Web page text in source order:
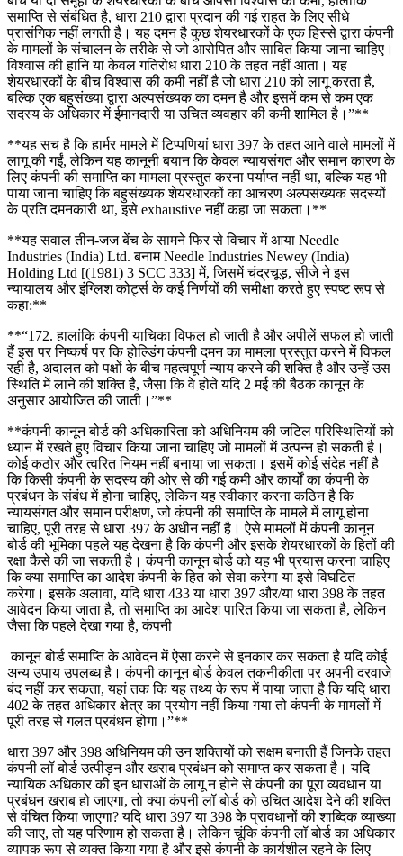
समाप्ति से संबंधित है, धारा 210 द्वारा प्रदान की गई राहत के लिए सीधे
प्रासंगिक नहीं लगती है। यह दमन है कुछ शेयरधारकों के एक हिस्से द्वारा कंपनी
के मामलों के संचालन के तरीके से जो आरोपित और साबित किया जाना चाहिए।
विश्वास की हानि या केवल गतिरोध धारा 210 के तहत नहीं आता। यह
शेयरधारकों के बीच विश्वास की कमी नहीं है जो धारा 210 को लागू करता है,
बल्कि एक बहुसंख्या द्वारा अल्पसंख्यक का दमन है और इसमें कम से कम एक
सदस्य के अधिकार में ईमानदारी या उचित व्यवहार की कमी शामिल है।”**
**यह सच है कि हार्मर मामले में टिप्पणियां धारा 397 के तहत आने वाले मामलों में
लागू की गईं, लेकिन यह कानूनी बयान कि केवल न्यायसंगत और समान कारण के
लिए कंपनी की समाप्ति का मामला प्रस्तुत करना पर्याप्त नहीं था, बल्कि यह भी
पाया जाना चाहिए कि बहुसंख्यक शेयरधारकों का आचरण अल्पसंख्यक सदस्यों
के प्रति दमनकारी था, इसे exhaustive नहीं कहा जा सकता।**
**यह सवाल तीन-जज बेंच के सामने फिर से विचार में आया Needle
Industries (India) Ltd. बनाम Needle Industries Newey (India)
Holding Ltd [(1981) 3 SCC 333] में, जिसमें चंद्रचूड़, सीजे ने इस
न्यायालय और इंग्लिश कोर्ट्स के कई निर्णयों की समीक्षा करते हुए स्पष्ट रूप से
कहा:**
**“172. हालांकि कंपनी याचिका विफल हो जाती है और अपीलें सफल हो जाती
हैं इस पर निष्कर्ष पर कि होल्डिंग कंपनी दमन का मामला प्रस्तुत करने में विफल
रही है, अदालत को पक्षों के बीच महत्वपूर्ण न्याय करने की शक्ति है और उन्हें उस
स्थिति में लाने की शक्ति है, जैसा कि वे होते यदि 2 मई की बैठक कानून के
अनुसार आयोजित की जाती।”**
**कंपनी कानून बोर्ड की अधिकारिता को अधिनियम की जटिल परिस्थितियों को
ध्यान में रखते हुए विचार किया जाना चाहिए जो मामलों में उत्पन्न हो सकती है।
कोई कठोर और त्वरित नियम नहीं बनाया जा सकता। इसमें कोई संदेह नहीं है
कि किसी कंपनी के सदस्य की ओर से की गई कमी और कार्यों का कंपनी के
प्रबंधन के संबंध में होना चाहिए, लेकिन यह स्वीकार करना कठिन है कि
न्यायसंगत और समान परीक्षण, जो कंपनी की समाप्ति के मामले में लागू होना
चाहिए, पूरी तरह से धारा 397 के अधीन नहीं है। ऐसे मामलों में कंपनी कानून
बोर्ड की भूमिका पहले यह देखना है कि कंपनी और इसके शेयरधारकों के हितों की
रक्षा कैसे की जा सकती है। कंपनी कानून बोर्ड को यह भी प्रयास करना चाहिए
कि क्या समाप्ति का आदेश कंपनी के हित को सेवा करेगा या इसे विघटित
करेगा। इसके अलावा, यदि धारा 433 या धारा 397 और/या धारा 398 के तहत
आवेदन किया जाता है, तो समाप्ति का आदेश पारित किया जा सकता है, लेकिन
जैसा कि पहले देखा गया है, कंपनी
कानून बोर्ड समाप्ति के आवेदन में ऐसा करने से इनकार कर सकता है यदि कोई
अन्य उपाय उपलब्ध है। कंपनी कानून बोर्ड केवल तकनीकीता पर अपनी दरवाजे
बंद नहीं कर सकता, यहां तक कि यह तथ्य के रूप में पाया जाता है कि यदि धारा
402 के तहत अधिकार क्षेत्र का प्रयोग नहीं किया गया तो कंपनी के मामलों में
पूरी तरह से गलत प्रबंधन होगा।”**
धारा 397 और 398 अधिनियम की उन शक्तियों को सक्षम बनाती हैं जिनके तहत
कंपनी लॉ बोर्ड उत्पीड़न और खराब प्रबंधन को समाप्त कर सकता है। यदि
न्यायिक अधिकार की इन धाराओं के लागू न होने से कंपनी का पूरा व्यवधान या
प्रबंधन खराब हो जाएगा, तो क्या कंपनी लॉ बोर्ड को उचित आदेश देने की शक्ति
से वंचित किया जाएगा? यदि धारा 397 या 398 के प्रावधानों की शाब्दिक व्याख्या
की जाए, तो यह परिणाम हो सकता है। लेकिन चूंकि कंपनी लॉ बोर्ड का अधिकार
व्यापक रूप से व्यक्त किया गया है और इसे कंपनी के कार्यशील रहने के लिए